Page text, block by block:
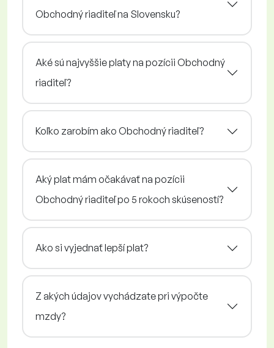
Obchodný riaditeľ na Slovensku?
Aké sú najvyššie platy na pozícii Obchodný
riaditeľ?
Koľko zarobím ako Obchodný riaditeľ?
Aký plat mám očakávať na pozícii
Obchodný riaditeľ po 5 rokoch skúseností?
Ako si vyjednať lepší plat?
Z akých údajov vychádzate pri výpočte
mzdy?